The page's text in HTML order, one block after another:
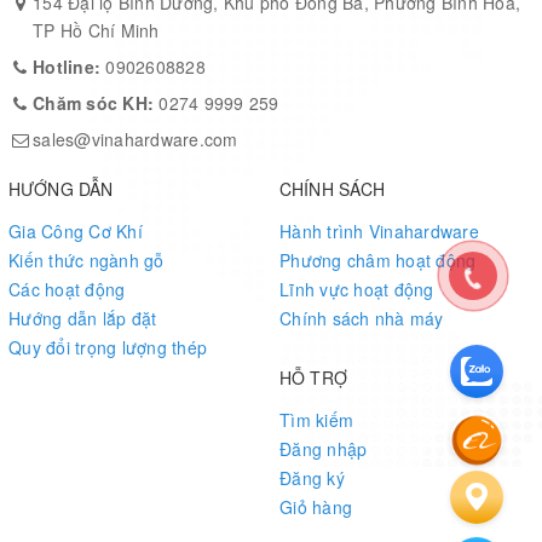
TP Hồ Chí Minh
Hotline:0902608828
Chăm sóc KH:0274 9999 259
sales@vinahardware.com
HƯỚNG DẪN
Gia Công Cơ Khí
Kiến thức ngành gỗ
Các hoạt động
Hướng dẫn lắp đặt
Quy đổi trọng lượng thép
CHÍNH SÁCH
Hành trình Vinahardware
Phương châm hoạt động
Lĩnh vực hoạt động
Chính sách nhà máy
HỖ TRỢ
Tìm kiếm
Đăng nhập
Đăng ký
Giỏ hàng